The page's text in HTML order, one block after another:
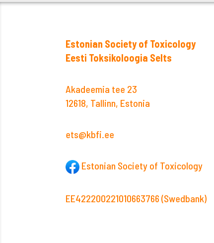
Estonian Society of Toxicology
Eesti Toksikoloogia Selts
Akadeemia tee 23
12618, Tallinn, Estonia
ets@kbfi.ee
Estonian Society of Toxicology
EE422200221010663766 (Swedbank)